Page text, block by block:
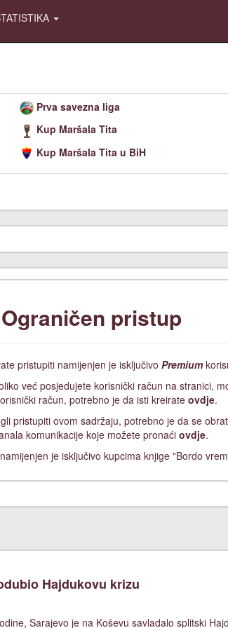
Prva savezna liga
Kup Maršala Tita
Kup Maršala Tita u BiH
pristup
pristupiti namijenjen je isključivo Premium
već posjedujete korisnički račun na stranici,
račun, potrebno je da isti kreirate ovdje.
pristupiti ovom sadržaju, potrebno je da se
komunikacije koje možete pronaćiovdje.
je isključivo kupcima knjige "Bordo
Hajdukovu krizu
Sarajevo je na Koševu savladalo splitski